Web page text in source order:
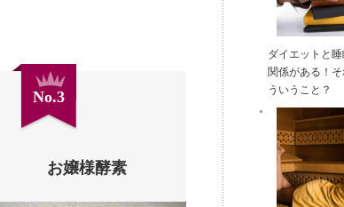
No.3
お嬢様酵素
ダイエットと
関係がある！
ういうこと？